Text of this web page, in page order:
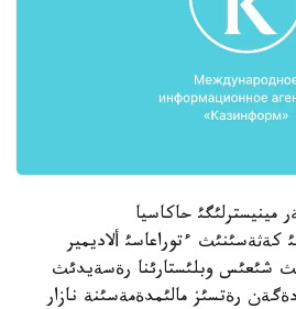
مينيسترلئگئ حاكاسيا
ءتوراعاسئ ألاديمير
شئعئس وبلئستارئنا رةسةيدئث
رةتسئز مالئمدةمةسئنة نازار